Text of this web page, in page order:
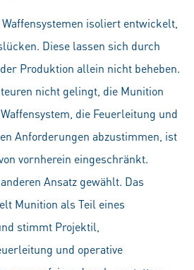
isoliert entwickelt,
Diese lassen sich durch
Produktion allein nicht beheben.
nicht gelingt, die Munition
die Feuerleitung und
Anforderungen abzustimmen, ist
vornherein eingeschränkt.
Ansatz gewählt. Das
Munition als Teil eines
stimmt Projektil,
und operative